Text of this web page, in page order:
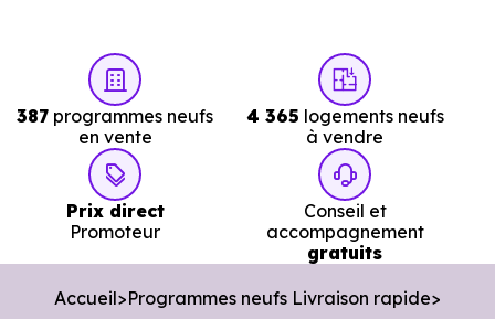
Nos conseillers vous permettent de :
Cibler les bons biens dès le départ.
Éviter les annonces obsolètes.
Organiser des visites pertinentes.
Avancer rapidement dans les démarches.
L’objectif est de vous faire gagner du temps sans vous
387 programmes neufs
en vente
4 365 logements neufs
à vendre
Prix direct
Promoteur
Conseil et
accompagnement
gratuits
Accueil Programmes neufs Livraison rapide